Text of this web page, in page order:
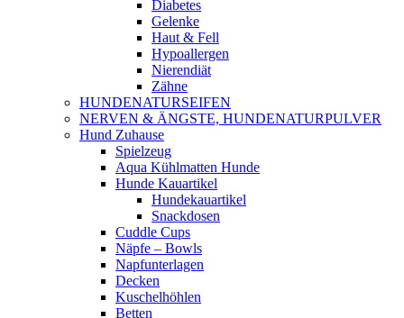
Diabetes
Gelenke
Haut & Fell
Hypoallergen
Nierendiät
Zähne
HUNDENATURSEIFEN
NERVEN & ÄNGSTE, HUNDENATURPULVER
Hund Zuhause
Spielzeug
Aqua Kühlmatten Hunde
Hunde Kauartikel
Hundekauartikel
Snackdosen
Cuddle Cups
Näpfe – Bowls
Napfunterlagen
Decken
Kuschelhöhlen
Betten